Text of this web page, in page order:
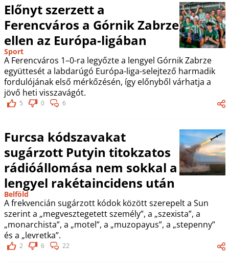
Előnyt szerzett a
Ferencváros a Górnik Zabrze
ellen az Európa-ligában
Sport
A Ferencváros 1–0-ra legyőzte a lengyel Górnik Zabrze
együttesét a labdarúgó Európa-liga-selejtező harmadik
fordulójának első mérkőzésén, így előnyből várhatja a
jövő heti visszavágót.
5 0 6
Furcsa kódszavakat
sugárzott Putyin titokzatos
rádióállomása nem sokkal a
lengyel rakétaincidens után
Belföld
A frekvencián sugárzott kódok között szerepelt a Sun
szerint a „megvesztegetett személy”, a „szexista”, a
„monarchista”, a „motel”, a „muzopayus”, a „stepenny”
és a „levretka”.
2 6 22